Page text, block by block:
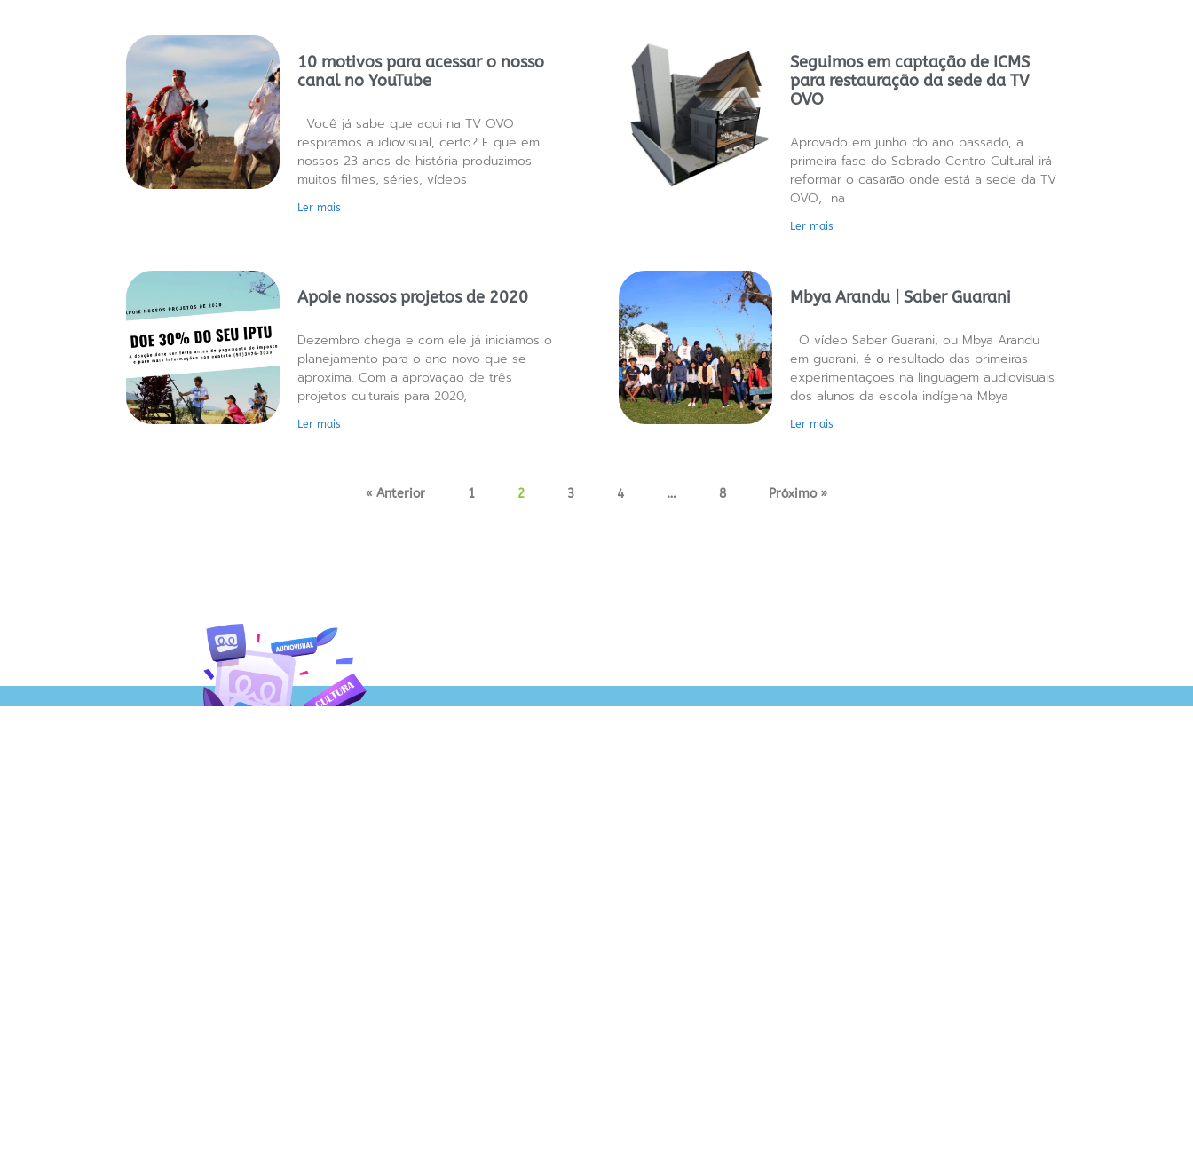
10 motivos para acessar o nosso
canal no YouTube
Você já sabe que aqui na TV OVO
respiramos audiovisual, certo? E que em
nossos 23 anos de história produzimos
muitos filmes, séries, vídeos
Ler mais
Seguimos em captação de ICMS
para restauração da sede da TV
OVO
Aprovado em junho do ano passado, a
primeira fase do Sobrado Centro Cultural irá
reformar o casarão onde está a sede da TV
OVO, na
Ler mais
Apoie nossos projetos de 2020
Dezembro chega e com ele já iniciamos o
planejamento para o ano novo que se
aproxima. Com a aprovação de três
projetos culturais para 2020,
Ler mais
Mbya Arandu | Saber Guarani
O vídeo Saber Guarani, ou Mbya Arandu
em guarani, é o resultado das primeiras
experimentações na linguagem audiovisuais
dos alunos da escola indígena Mbya
Ler mais
« Anterior 1 2 3 4 … 8 Próximo »
CURTIU NOSSA